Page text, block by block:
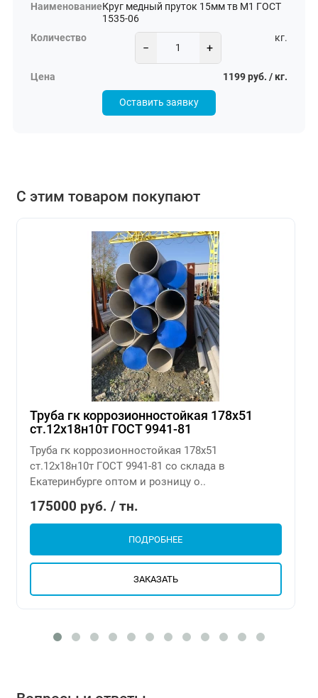
Круг медный пруток 15мм тв М1 ГОСТ
1535-06
− +
кг.
1199 руб. / кг.
Оставить заявку
С этим товаром покупают
Труба гк коррозионностойкая 178х51
ст.12х18н10т ГОСТ 9941-81
Труба гк коррозионностойкая 178х51
ст.12х18н10т ГОСТ 9941-81 со склада в
Екатеринбурге оптом и розницу о..
175000 руб. / тн.
ПОДРОБНЕЕ
ЗАКАЗАТЬ